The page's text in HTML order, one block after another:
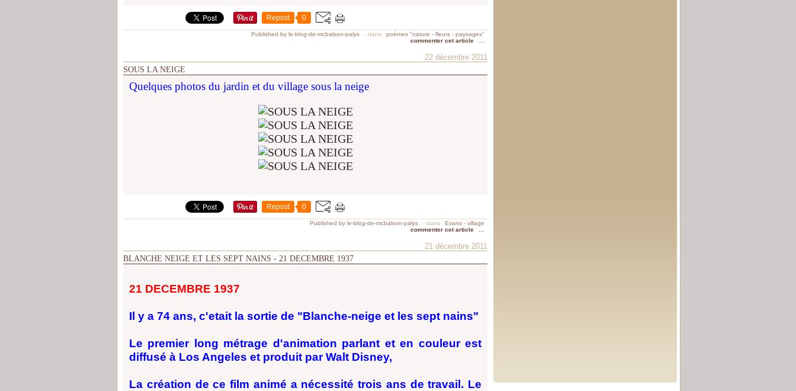
Repost 0
Published by le-blog-de-mcbalson-palys - dans
poèmes "nature - fleurs - paysages"
commenter cet article
22 décembre 2011
SOUS LA NEIGE
Quelques photos du jardin et du village sous la neige
Repost 0
Published by le-blog-de-mcbalson-palys - dans
Evans - village
commenter cet article
21 décembre 2011
BLANCHE NEIGE ET LES SEPT NAINS - 21 DECEMBRE 1937
21 DECEMBRE 1937
Il y a 74 ans, c'etait la sortie de "Blanche-neige et les sept nains"
Le premier long métrage d'animation parlant et en couleur est
diffusé à Los Angeles et produit par Walt Disney,
La création de ce film animé a nécessité trois ans de travail. Le